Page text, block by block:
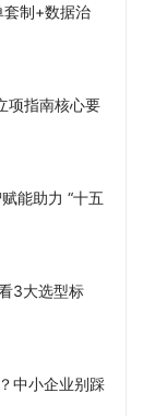
制+数据治
项指南核心要
能助力 “十五
3大选型标
中小企业别踩